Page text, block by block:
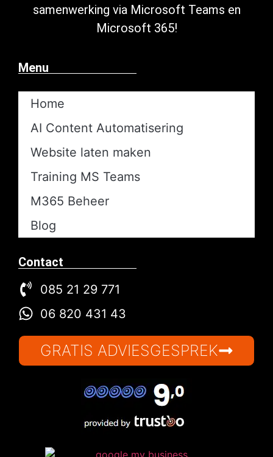
samenwerking via Microsoft Teams en
Microsoft 365!
Menu
Home
AI Content Automatisering​
Website laten maken
Training MS Teams
M365 Beheer
Blog
Contact
085 21 29 771
06 820 431 43
GRATIS ADVIESGESPREK